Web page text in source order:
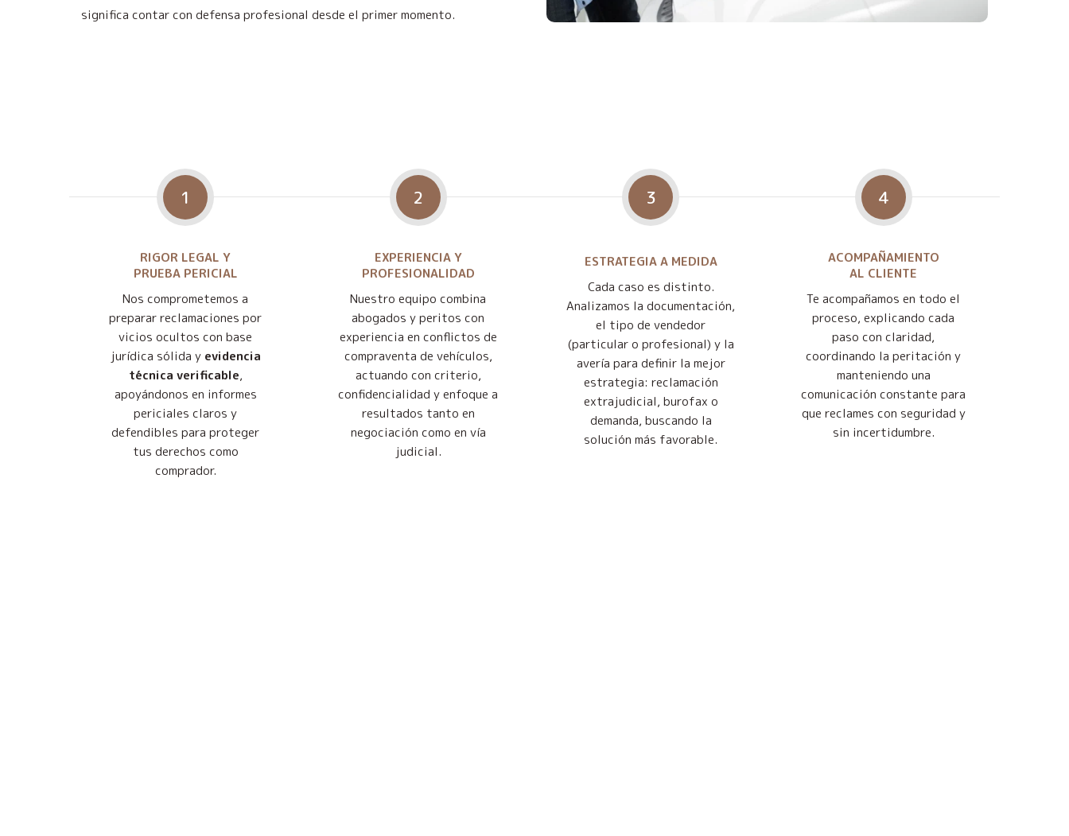
significa contar con defensa profesional desde el primer momento.
1
RIGOR LEGAL Y
PRUEBA PERICIAL
Nos comprometemos a
preparar reclamaciones por
vicios ocultos con base
jurídica sólida y evidencia
técnica verificable,
apoyándonos en informes
periciales claros y
defendibles para proteger
tus derechos como
comprador.
2
EXPERIENCIA Y
PROFESIONALIDAD
Nuestro equipo combina
abogados y peritos con
experiencia en conflictos de
compraventa de vehículos,
actuando con criterio,
confidencialidad y enfoque a
resultados tanto en
negociación como en vía
judicial.
3
ESTRATEGIA A MEDIDA
Cada caso es distinto.
Analizamos la documentación,
el tipo de vendedor
(particular o profesional) y la
avería para definir la mejor
estrategia: reclamación
extrajudicial, burofax o
demanda, buscando la
solución más favorable.
4
ACOMPAÑAMIENTO
AL CLIENTE
Te acompañamos en todo el
proceso, explicando cada
paso con claridad,
coordinando la peritación y
manteniendo una
comunicación constante para
que reclames con seguridad y
sin incertidumbre.